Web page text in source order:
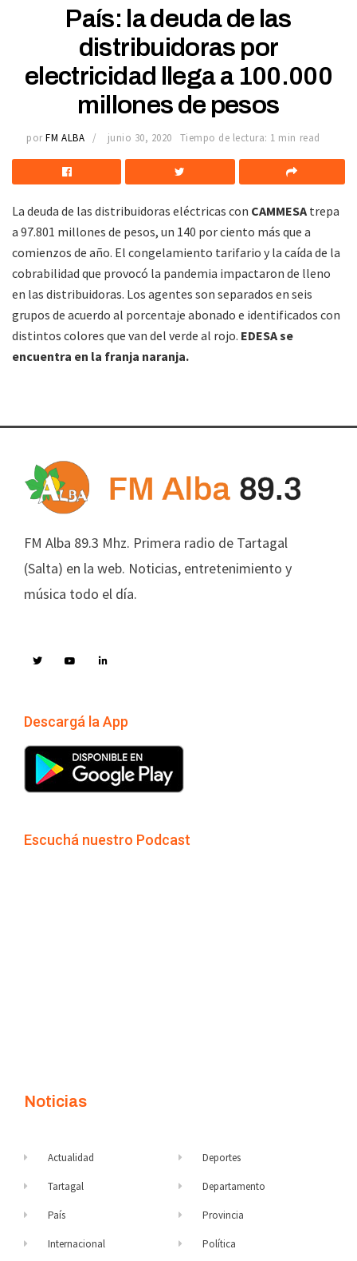
País: la deuda de las
distribuidoras por
electricidad llega a 100.000
millones de pesos
por FM ALBA junio 30, 2020 Tiempo de lectura: 1 min read
La deuda de las distribuidoras eléctricas con CAMMESA trepa
a 97.801 millones de pesos, un 140 por ciento más que a
comienzos de año. El congelamiento tarifario y la caída de la
cobrabilidad que provocó la pandemia impactaron de lleno
en las distribuidoras. Los agentes son separados en seis
grupos de acuerdo al porcentaje abonado e identificados con
distintos colores que van del verde al rojo. EDESA se
encuentra en la franja naranja.
FM Alba 89.3 Mhz. Primera radio de Tartagal
(Salta) en la web. Noticias, entretenimiento y
música todo el día.
Descargá la App
Escuchá nuestro Podcast
Noticias
Actualidad
Tartagal
País
Internacional
Deportes
Departamento
Provincia
Política